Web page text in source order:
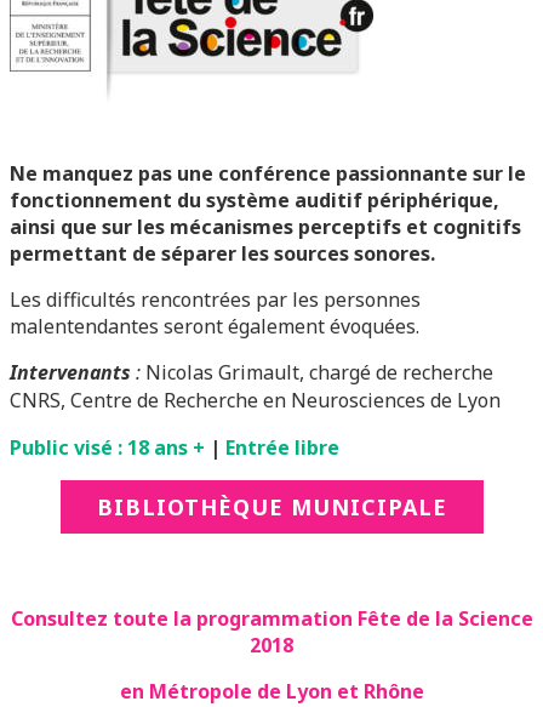
Ne manquez pas une conférence passionnante sur le
fonctionnement du système auditif périphérique,
ainsi que sur les mécanismes perceptifs et cognitifs
permettant de séparer les sources sonores.
Les difficultés rencontrées par les personnes
malentendantes seront également évoquées.
Intervenants : Nicolas Grimault, chargé de recherche
CNRS, Centre de Recherche en Neurosciences de Lyon
Public visé : 18 ans + | Entrée libre
BIBLIOTHÈQUE MUNICIPALE
Consultez toute la programmation Fête de la Science
2018
en Métropole de Lyon et Rhône